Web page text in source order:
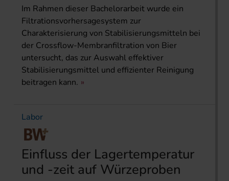
Im Rahmen dieser Bachelorarbeit wurde ein
Filtrationsvorhersagesystem zur
Charakterisierung von Stabilisierungsmitteln bei
der Crossflow-Membranfiltration von Bier
untersucht, das zur Auswahl effektiver
Stabilisierungsmittel und effizienter Reinigung
beitragen kann.
Labor
Einfluss der Lagertemperatur
und -zeit auf Würzeproben